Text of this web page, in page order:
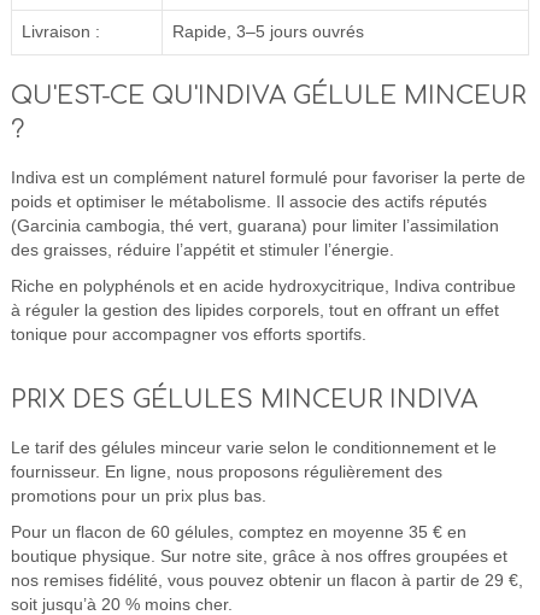
Livraison : Rapide, 3–5 jours ouvrés
QU'EST-CE QU'INDIVA GÉLULE MINCEUR
?
Indiva est un complément naturel formulé pour favoriser la perte de
poids et optimiser le métabolisme. Il associe des actifs réputés
(Garcinia cambogia, thé vert, guarana) pour limiter l’assimilation
des graisses, réduire l’appétit et stimuler l’énergie.
Riche en polyphénols et en acide hydroxycitrique, Indiva contribue
à réguler la gestion des lipides corporels, tout en offrant un effet
tonique pour accompagner vos efforts sportifs.
PRIX DES GÉLULES MINCEUR INDIVA
Le tarif des gélules minceur varie selon le conditionnement et le
fournisseur. En ligne, nous proposons régulièrement des
promotions pour un prix plus bas.
Pour un flacon de 60 gélules, comptez en moyenne 35 € en
boutique physique. Sur notre site, grâce à nos offres groupées et
nos remises fidélité, vous pouvez obtenir un flacon à partir de 29 €,
soit jusqu’à 20 % moins cher.